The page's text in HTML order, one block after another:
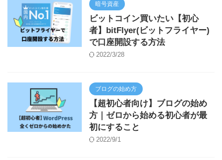
暗号資産
ビットコイン買いたい【初心
者】bitFlyer(ビットフライヤー)
で口座開設する方法
2022/3/28
ブログの始め方
【超初心者向け】ブログの始め
方｜ゼロから始める初心者が最
初にすること
2022/9/1